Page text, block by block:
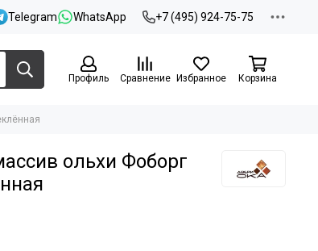
Telegram WhatsApp +7 (495) 924-75-75
Профиль Сравнение Избранное Корзина
ольхи Фоборг